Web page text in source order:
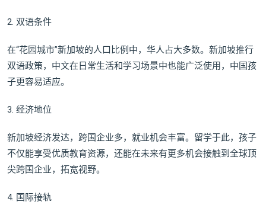
2. 双语条件
在“花园城市”新加坡的人口比例中，华⼈占大多数。新加坡推行
双语政策，中文在日常生活和学习场景中也能广泛使用，中国孩
子更容易适应。
3. 经济地位
新加坡经济发达，跨国企业多，就业机会丰富。留学于此，孩子
不仅能享受优质教育资源，还能在未来有更多机会接触到全球顶
尖跨国企业，拓宽视野。
4. 国际接轨